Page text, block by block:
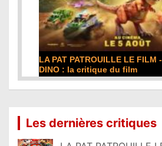
LA PAT PATROUILLE LE FILM -
DINO : la critique du film
Les dernières critiques